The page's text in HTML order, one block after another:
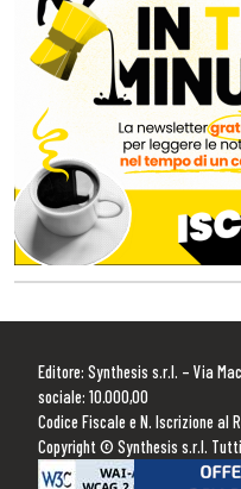
Editore: Synthesis s.r.l. – Via
sociale: 10.000,00
Codice Fiscale e N. Iscrizione al
Copyright © Synthesis s.r.l.